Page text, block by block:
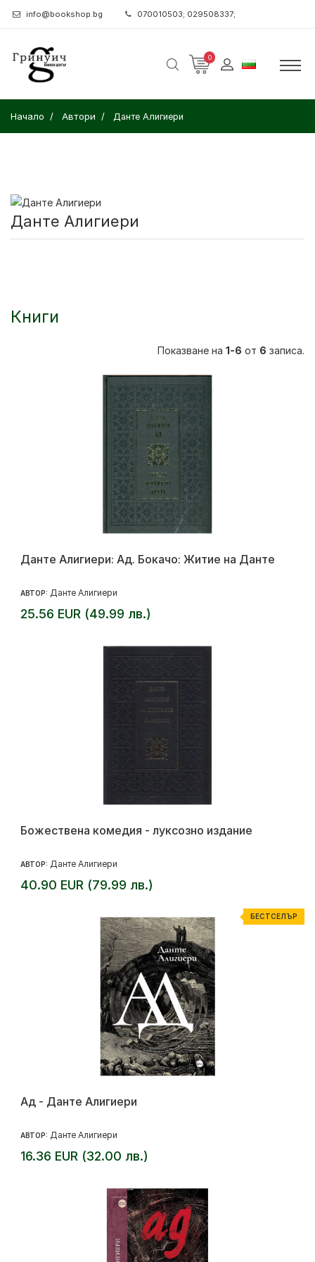
info@bookshop.bg 070010503; 029508337;
0
Начало Автори Данте Алигиери
Данте Алигиери
Книги
Показване на 1-6 от 6 записа.
Данте Алигиери: Ад. Бокачо: Житие на Данте
АВТОР: Данте Алигиери
25.56 EUR (49.99 лв.)
Божествена комедия - луксозно издание
АВТОР: Данте Алигиери
40.90 EUR (79.99 лв.)
БЕСТСЕЛЪР
Ад - Данте Алигиери
АВТОР: Данте Алигиери
16.36 EUR (32.00 лв.)